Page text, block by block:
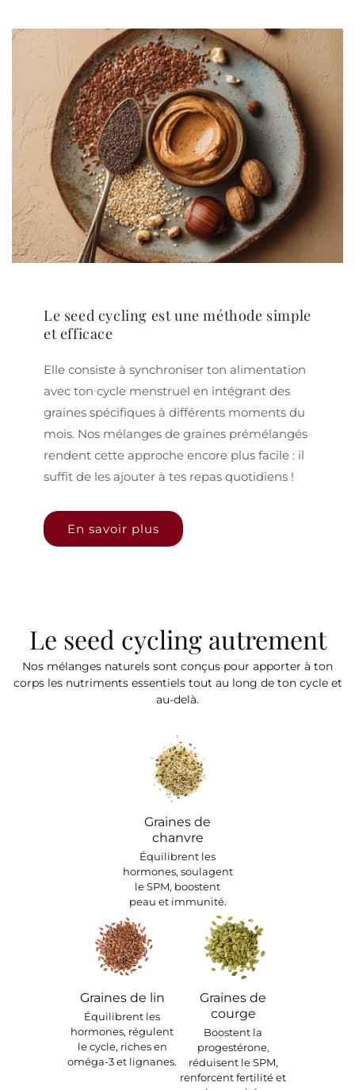
Le seed cycling est une méthode simple
et efficace
Elle consiste à synchroniser ton alimentation
avec ton cycle menstruel en intégrant des
graines spécifiques à différents moments du
mois. Nos mélanges de graines prémélangés
rendent cette approche encore plus facile : il
suffit de les ajouter à tes repas quotidiens !
En savoir plus
Le seed cycling autrement
Nos mélanges naturels sont conçus pour apporter à ton
corps les nutriments essentiels tout au long de ton cycle et
au-delà.
Graines de
chanvre
Équilibrent les
hormones, soulagent
le SPM, boostent
peau et immunité.
Graines de lin
Équilibrent les
hormones, régulent
le cycle, riches en
oméga-3 et lignanes.
Graines de
courge
Boostent la
progestérone,
réduisent le SPM,
renforcent fertilité et